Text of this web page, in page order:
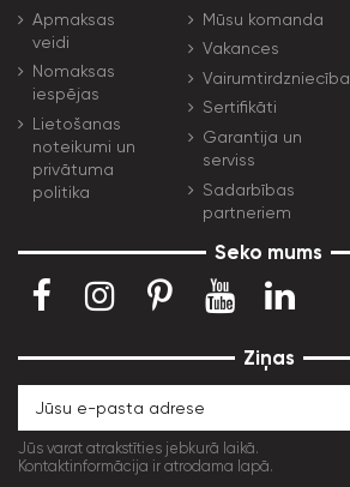
Apmaksas
veidi
Nomaksas
iespējas
Lietošanas
noteikumi un
privātuma
politika
Mūsu komanda
Vakances
Vairumtirdzniecība
Sertifikāti
Garantija un
serviss
Sadarbības
partneriem
Seko mums
Ziņas
Jūs varat atrakstīties jebkurā laikā.
Kontaktinformācija ir atrodama lapā.